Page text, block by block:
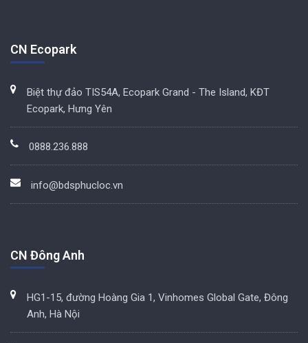
CN Ecopark
Biệt thự đảo TIS54A, Ecopark Grand - The Island, KĐT
Ecopark, Hưng Yên
0888.236.888
info@bdsphucloc.vn
CN Đông Anh
HG1-15, đường Hoàng Gia 1, Vinhomes Global Gate, Đông
Anh, Hà Nội